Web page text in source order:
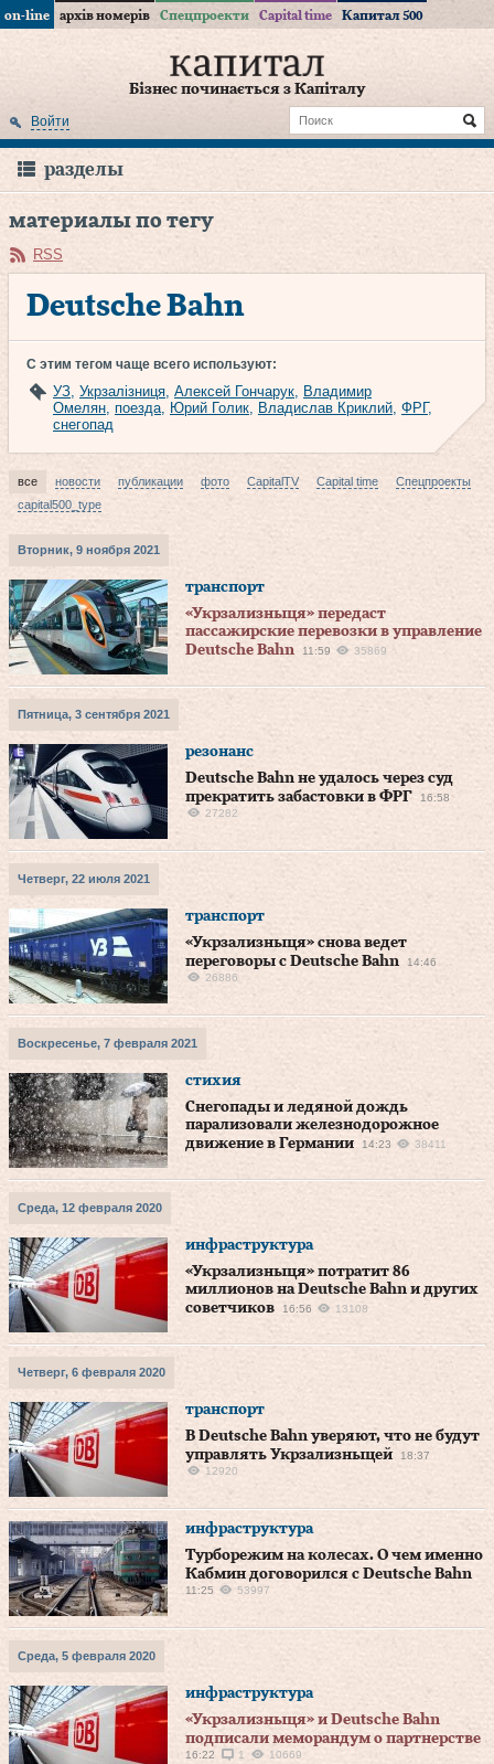
on-line архів номерів Спецпроекти Capital time Капитал 500
Бізнес починається з Капіталу
Войти
разделы
материалы по тегу
RSS
Deutsche Bahn
С этим тегом чаще всего используют:
УЗ, Укрзалізниця, Алексей Гончарук, Владимир
Омелян, поезда, Юрий Голик, Владислав Криклий, ФРГ,
снегопад
все новости публикации фото CapitalTV Capital time
Спецпроекты
capital500_type
Вторник, 9 ноября 2021
транспорт
«Укрзализныця» передаст
пассажирские перевозки в управление
Deutsche Bahn
11:59 35869
Пятница, 3 сентября 2021
резонанс
Deutsche Bahn не удалось через суд
прекратить забастовки в ФРГ
16:58
27282
Четверг, 22 июля 2021
транспорт
«Укрзализныця» снова ведет
переговоры с Deutsche Bahn
14:46
26886
Воскресенье, 7 февраля 2021
стихия
Снегопады и ледяной дождь
парализовали железнодорожное
движение в Германии
14:23 38411
Среда, 12 февраля 2020
инфраструктура
«Укрзализныця» потратит 86
миллионов на Deutsche Bahn и других
советчиков
16:56 13108
Четверг, 6 февраля 2020
транспорт
В Deutsche Bahn уверяют, что не будут
управлять Укрзализныцей
18:37
12920
инфраструктура
Турборежим на колесах. О чем именно
Кабмин договорился с Deutsche Bahn
11:25 53997
Среда, 5 февраля 2020
инфраструктура
«Укрзализныця» и Deutsche Bahn
подписали меморандум о партнерстве
16:22 1 10669